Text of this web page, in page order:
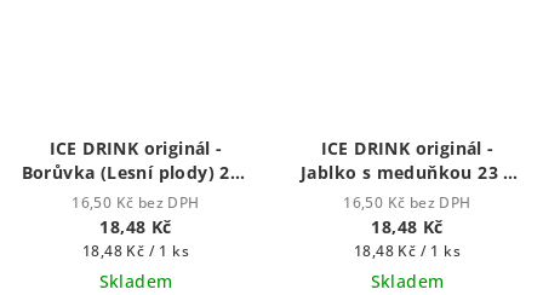
ICE DRINK originál -
Borůvka (Lesní plody) 23g
Ice Drink - Ledový nápoj
16,50 Kč bez DPH
18,48 Kč
Měrná
cena:
18,48 Kč / 1 ks
Skladem
ICE DRINK originál -
Jablko s meduňkou 23 g
Ice drink - ledový nápoj
16,50 Kč bez DPH
18,48 Kč
Měrná
cena:
18,48 Kč / 1 ks
Skladem